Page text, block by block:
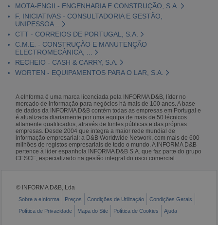
MOTA-ENGIL- ENGENHARIA E CONSTRUÇÃO, S.A.
F. INICIATIVAS - CONSULTADORIA E GESTÃO,
UNIPESSOA...
CTT - CORREIOS DE PORTUGAL, S.A.
C.M.E. - CONSTRUÇÃO E MANUTENÇÃO
ELECTROMECÂNICA, ...
RECHEIO - CASH & CARRY, S.A.
WORTEN - EQUIPAMENTOS PARA O LAR, S.A.
A eInforma é uma marca licenciada pela INFORMA D&B, líder no
mercado de informação para negócios há mais de 100 anos. A base
de dados da INFORMA D&B contém todas as empresas em Portugal e
é atualizada diariamente por uma equipa de mais de 50 técnicos
altamente qualificados, através de fontes públicas e das próprias
empresas. Desde 2004 que integra a maior rede mundial de
informação empresarial: a D&B Worldwide Network, com mais de 600
milhões de registos empresariais de todo o mundo. A INFORMA D&B
pertence à líder espanhola INFORMA D&B S.A. que faz parte do grupo
CESCE, especializado na gestão integral do risco comercial.
© INFORMA D&B, Lda
Sobre a eInforma Preços Condições de Utilização
Condições Gerais
Política de Privacidade
Mapa do Site Política de Cookies Ajuda